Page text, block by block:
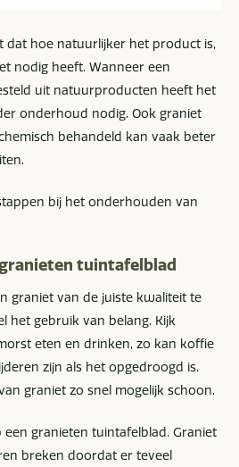
dat hoe natuurlijker het product is,
nodig heeft. Wanneer een
uit natuurproducten heeft het
onderhoud nodig. Ook graniet
behandeld kan vaak beter
bij het onderhouden van
tuintafelblad
graniet van de juiste kwaliteit te
het gebruik van belang. Kijk
eten en drinken, zo kan koffie
zijn als het opgedroogd is.
graniet zo snel mogelijk schoon.
een granieten tuintafelblad. Graniet
breken doordat er teveel